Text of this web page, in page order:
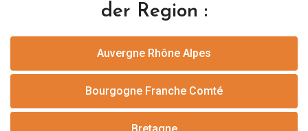
der Region :
Auvergne Rhône Alpes
Bourgogne Franche Comté